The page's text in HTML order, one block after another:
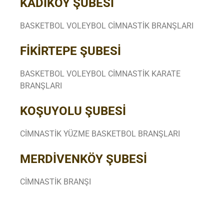
KADIKÖY ŞUBESİ
BASKETBOL VOLEYBOL CİMNASTİK BRANŞLARI
FİKİRTEPE ŞUBESİ
BASKETBOL VOLEYBOL CİMNASTİK KARATE
BRANŞLARI
KOŞUYOLU ŞUBESİ
CİMNASTİK YÜZME BASKETBOL BRANŞLARI
MERDİVENKÖY ŞUBESİ
CİMNASTİK BRANŞI